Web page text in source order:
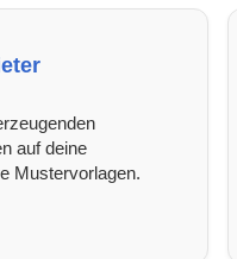
auf deine
Mustervorlagen.